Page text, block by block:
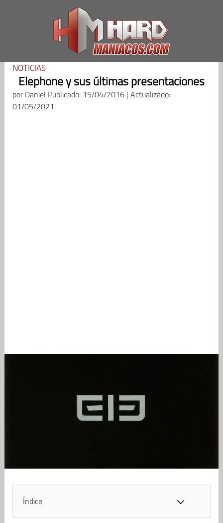
NOTICIAS
Elephone y sus últimas presentaciones
porDaniel Publicado: 15/04/2016 | Actualizado:
01/05/2021
Índice